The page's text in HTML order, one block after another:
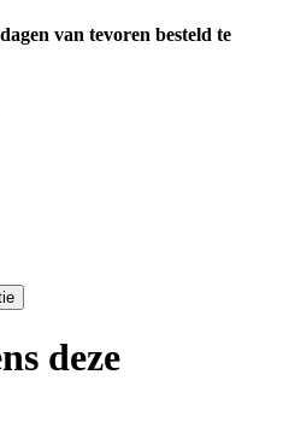
van tevoren besteld te
deze